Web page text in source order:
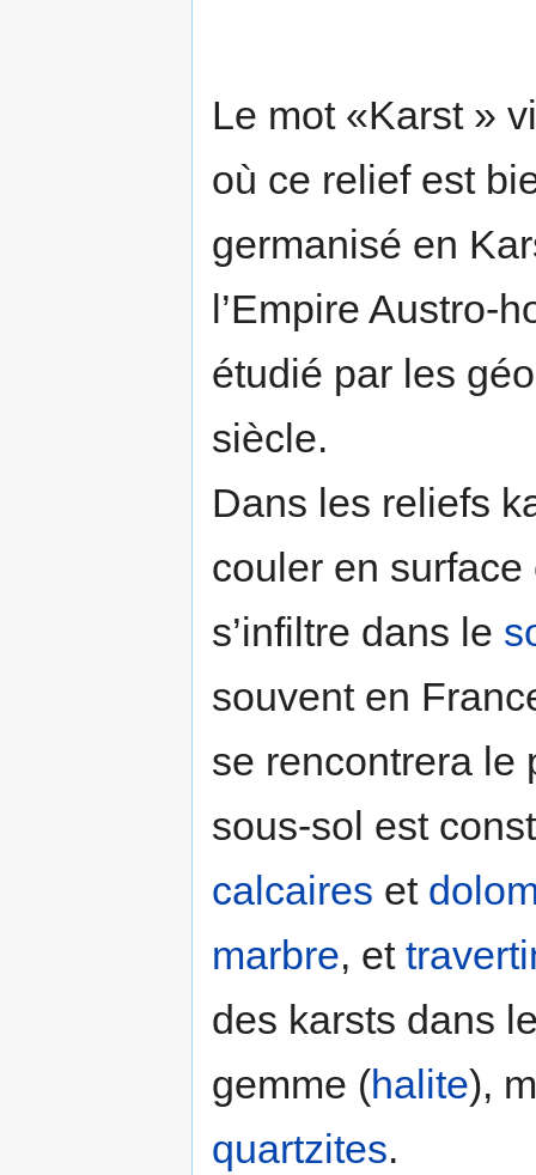
Le mot «Karst »
où ce relief est
germanisé en
l’Empire Austro-
étudié par les
siècle.
Dans les reliefs
couler en surface
s’infiltre dans le
souvent en
se rencontrera le
sous-sol est
calcaires et
marbre, et
des karsts dans
gemme (halite),
quartzites.